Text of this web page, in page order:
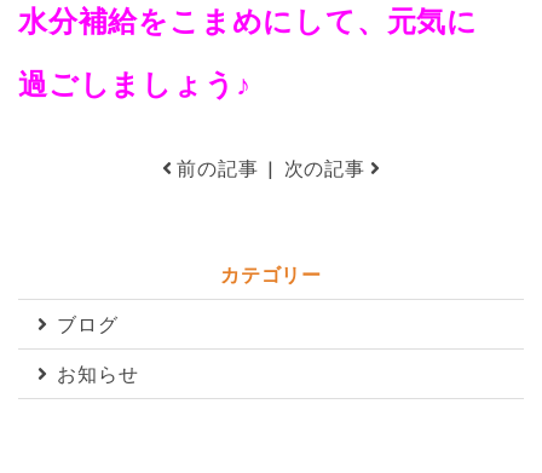
水分補給をこまめにして、元気に
過ごしましょう♪
前の記事 | 次の記事
カテゴリー
ブログ
お知らせ